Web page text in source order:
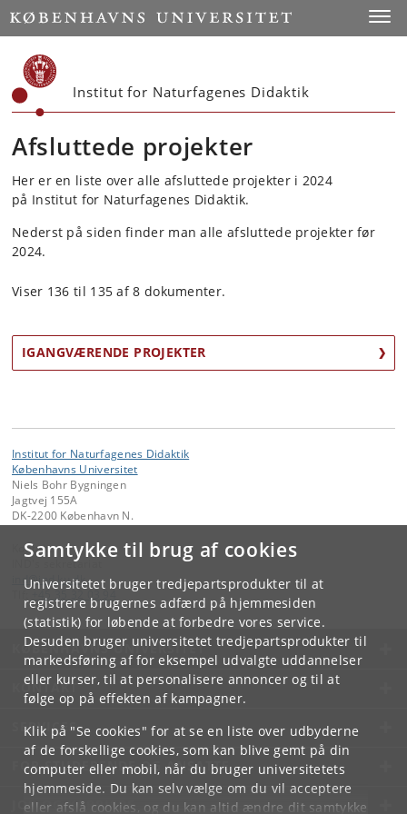
Samtykke til brug af cookies
Universitetet bruger tredjepartsprodukter til at
registrere brugernes adfærd på hjemmesiden
(statistik) for løbende at forbedre vores service.
Desuden bruger universitetet tredjepartsprodukter til
markedsføring af for eksempel udvalgte uddannelser
eller kurser, til at personalisere annoncer og til at
følge op på effekten af kampagner.
Klik på "Se cookies" for at se en liste over udbyderne
af de forskellige cookies, som kan blive gemt på din
computer eller mobil, når du bruger universitetets
hjemmeside. Du kan selv vælge om du vil acceptere
eller afslå cookies, og du kan altid ændre dit samtykke
Start
Institut for Naturfagenes Didaktik
Afsluttede projekter
Her er en liste over alle afsluttede projekter i 2024
på Institut for Naturfagenes Didaktik.
Nederst på siden finder man alle afsluttede projekter før
2024.
Viser 136 til 135 af 8 dokumenter.
IGANGVÆRENDE PROJEKTER
Institut for Naturfagenes Didaktik
Københavns Universitet
Niels Bohr Bygningen
Jagtvej 155A
DK-2200 København N.
Kontakt:
IND's sekretariat
ind @ind. ku.dk
KØBENHAVNS UNIVERSITET
KONTAKT
SERVICES
FOR STUDERENDE OG ANSATTE
JOB OG KARRIERE